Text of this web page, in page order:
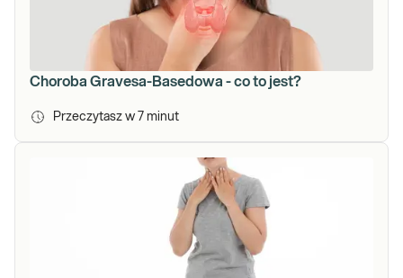
Choroba Gravesa-Basedowa - co to jest?
Przeczytasz w 7 minut